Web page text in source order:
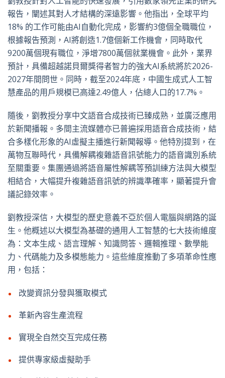
報告，闡述其對人才結構的深遠影響。他指出，全球平均
18% 的工作可能由AI自動化完成，影響約3億個全職職位，
根據報告預測，AI將創造1.7億個新工作機會，同時取代
9200萬個現有職位，淨增7800萬個就業機會。此外，業界
預計，具備超越諾貝爾獎得者智力的強大AI系統將於2026-
2027年間問世。同時，截至2024年底，中國生成式人工智
慧產品的用戶規模已高達2.49億人，佔總人口的17.7%。
隨後，劉教授分享中文語音合成技術已臻成熟，並廣泛應用
於新聞播報。多間主流媒體亦已普遍採用語音合成技術，結
合多樣化形象的AI虛擬主播進行新聞報導。他特別提到，在
萬物互聯時代，具備解耦複雜語音訊號能力的語音識別系統
至關重要。集團通過將語音屬性解耦等預訓練方法與大模型
相結合，大幅提升複雜語音訊號的辨識準確率，顯著提升會
議記錄效率。
劉教授深信，大模型的歷史意義不亞於個人電腦與網路的誕
生。他概述以大模型為基礎的通用人工智慧的七大技術維度
為：文本生成、語言理解、知識問答、邏輯推理、數學能
力、代碼能力及多模態能力。這些維度推動了多項革命性應
用，包括：
改變資訊分發與獲取模式
革新內容生產流程
實現全自然交互完成任務
提供專家級虛擬助手